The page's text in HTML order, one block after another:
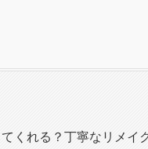
くれる？丁寧なリメイ